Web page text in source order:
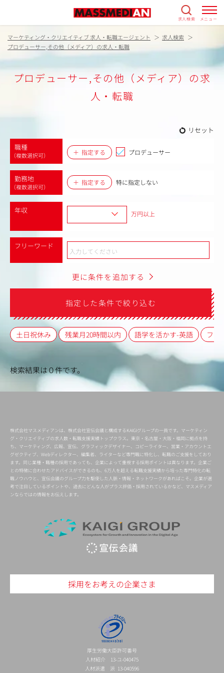
求人検索 メニュー
マーケティング・クリエイティブ 求人・転職エージェント
求人検索
プロデューサー,その他（メディア）の求人・転職
プロデューサー,その他（メディア）の求
人・転職
リセット
職種
（複数選択可） 指定する プロデューサー
勤務地
（複数選択可）
指定する 特に指定しない
年収 万円以上
フリーワード
更に条件を追加する
指定した条件で絞り込む
土日祝休み 残業月20時間以内 語学を活かす-英語 フレ
検索結果は０件です。
株式会社マスメディアンは、株式会社宣伝会議と構成するKAIGIグループの一員です。マーケティン
グ・クリエイティブの求人数・転職支援実績トップクラス。東京・名古屋・大阪・福岡に拠点を持
ち、マーケティング、広報、宣伝、グラフィックデザイナー、コピーライター、営業・アカウントエ
グゼクティブ、Webディレクター、編集者、ライターなど専門職に特化し、転職のご支援をしており
ます。同じ業種・職種の採用であっても、企業によって重視する採用ポイントは異なります。企業ご
との特徴に合わせたアドバイスができるのも、6万人を超える転職支援実績から培った専門特化の転
職ノウハウと、宣伝会議のグループ力を駆使した人脈・情報・ネットワークがあればこそ。企業が選
考で注目しているポイントや、過去にどんな人がプラス評価・採用されているかなど、マスメディア
ンならではの情報をお伝えします。
採用をお考えの企業さま
厚生労働大臣許可番号
人材紹介 13-ユ-040475
人材派遣 派 13-040596